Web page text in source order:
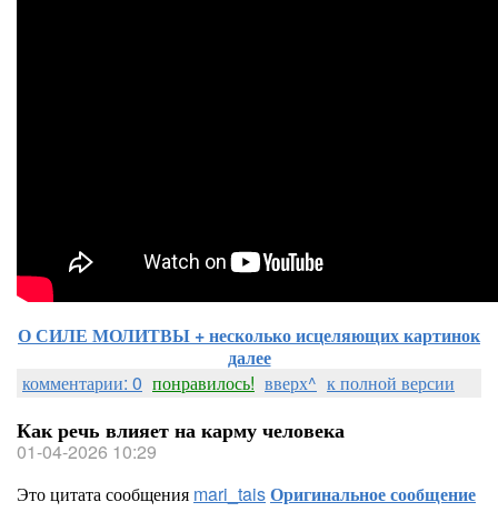
О СИЛЕ МОЛИТВЫ + несколько исцеляющих картинок
далее
комментарии: 0 понравилось! вверх^ к полной версии
Как речь влияет на карму человека
01-04-2026 10:29
Это цитата сообщения mari_taisОригинальное сообщение